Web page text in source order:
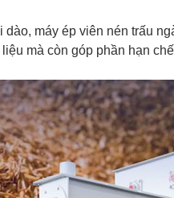
máy ép viên nén trấu
mà còn góp phần hạn